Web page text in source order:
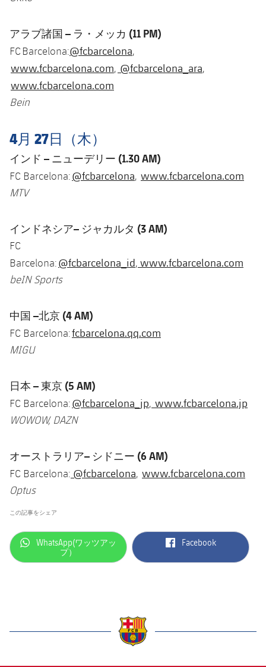
アラブ諸国 – ラ・メッカ (11 PM)
FC Barcelona:@fcbarcelona,
www.fcbarcelona.com, @fcbarcelona_ara,
www.fcbarcelona.com
Bein
4月 27日（木）
インド – ニューデリー (1.30 AM)
FC Barcelona:@fcbarcelona, www.fcbarcelona.com
MTV
インドネシア– ジャカルタ (3 AM)
FC
Barcelona:@fcbarcelona_id, www.fcbarcelona.com
beIN Sports
中国 –北京 (4 AM)
FC Barcelona:fcbarcelona.qq.com
MIGU
日本 – 東京 (5 AM)
FC Barcelona:@fcbarcelona_jp, www.fcbarcelona.jp
WOWOW, DAZN
オーストラリア– シドニー (6 AM)
FC Barcelona: @fcbarcelona, www.fcbarcelona.com
Optus
この記事をシェア
label.aria.whatsapp
WhatsApp(ワッツアッ
プ）
label.aria.facebook
Facebook